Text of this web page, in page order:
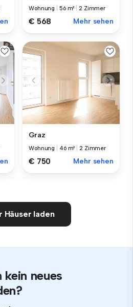
Wohnung 56 m² |2 Zimmer
€ 568 Mehr sehen
Graz
Wohnung 46 m² |2 Zimmer
€ 750 Mehr sehen
Häuser laden
kein neues